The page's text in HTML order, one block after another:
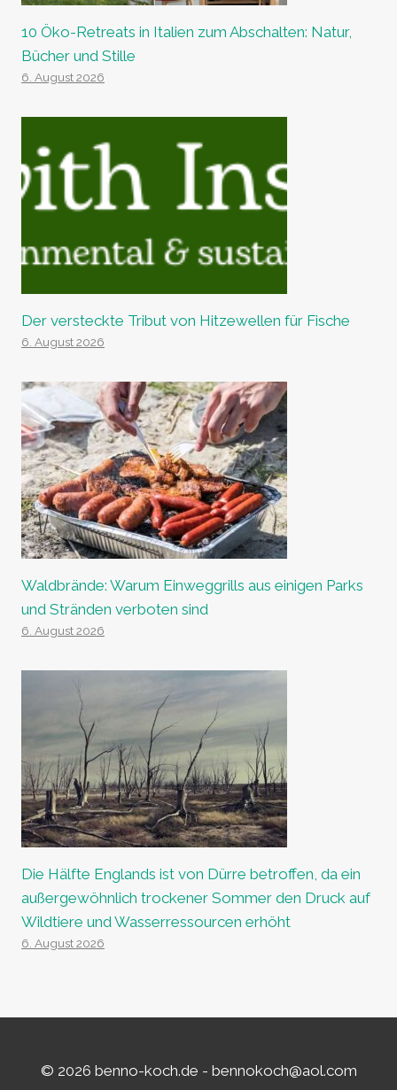
10 Öko-Retreats in Italien zum Abschalten: Natur,
Bücher und Stille
6. August 2026
Der versteckte Tribut von Hitzewellen für Fische
6. August 2026
Waldbrände: Warum Einweggrills aus einigen Parks
und Stränden verboten sind
6. August 2026
Die Hälfte Englands ist von Dürre betroffen, da ein
außergewöhnlich trockener Sommer den Druck auf
Wildtiere und Wasserressourcen erhöht
6. August 2026
© 2026 benno-koch.de - bennokoch@aol.com